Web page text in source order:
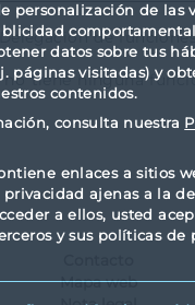
personalización de las
datos sobre tus
páginas visitadas) y
contenidos.
consulta nuestra
enlaces a sitios
ajenas a la de
a ellos, usted
y sus políticas de
de
no tiene ninguna
Mapa web